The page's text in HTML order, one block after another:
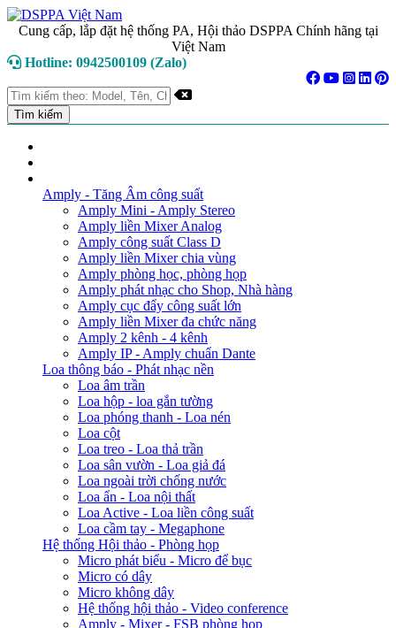
Cung cấp, lắp đặt hệ thống PA, Hội thảo DSPPA Chính hãng tại
Việt Nam
Hotline: 0942500109 (Zalo)
Amply - Tăng Âm công suất
Amply Mini - Amply Stereo
Amply liền Mixer Analog
Amply công suất Class D
Amply liền Mixer chia vùng
Amply phòng học, phòng họp
Amply phát nhạc cho Shop, Nhà hàng
Amply cục đẩy công suất lớn
Amply liền Mixer đa chức năng
Amply 2 kênh - 4 kênh
Amply IP - Amply chuẩn Dante
Loa thông báo - Phát nhạc nền
Loa âm trần
Loa hộp - loa gắn tường
Loa phóng thanh - Loa nén
Loa cột
Loa treo - Loa thả trần
Loa sân vườn - Loa giả đá
Loa ngoài trời chống nước
Loa ẩn - Loa nội thất
Loa Active - Loa liền công suất
Loa cầm tay - Megaphone
Hệ thống Hội thảo - Phòng họp
Micro phát biểu - Micro để bục
Micro có dây
Micro không dây
Hệ thống hội thảo - Video conference
Amply - Mixer - FSB phòng họp